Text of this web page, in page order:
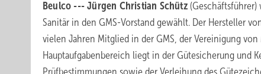
Beulco --- Jürgen Christian Schütz
Sanitär in den GMS-Vorstand gewählt. Der Hersteller
vielen Jahren Mitglied in der GMS, der Vereinigung
Hauptaufgabenbereich liegt in der Gütesicherung und
Prüfbestimmungen sowie der Verleihung des